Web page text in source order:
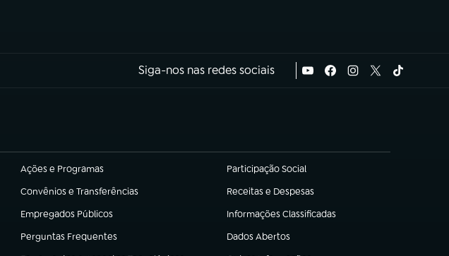
Siga-nos nas redes sociais
Ações e Programas
(abre em nova aba) Participação Social
(abre em nova aba)
Convênios e Transferências
(abre em nova aba) Receitas e Despesas
(abre em nova aba)
Empregados Públicos
(abre em nova aba) Informações Classificadas
(abre em nova aba)
Perguntas Frequentes
(abre em nova aba) Dados Abertos
(abre em nova aba)